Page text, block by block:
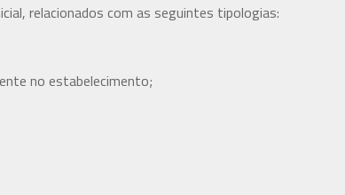
relacionados com as seguintes tipologias:
no estabelecimento;